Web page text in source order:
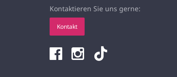
Kontaktieren Sie uns gerne:
Kontakt